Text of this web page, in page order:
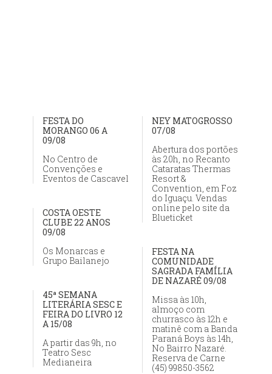
FESTA DO
MORANGO 06 A
09/08
No Centro de
Convenções e
Eventos de Cascavel
NEY MATOGROSSO
07/08
Abertura dos portões
às 20h, no Recanto
Cataratas Thermas
Resort &
Convention, em Foz
do Iguaçu. Vendas
online pelo site da
Blueticket
COSTA OESTE
CLUBE 22 ANOS
09/08
Os Monarcas e
Grupo Bailanejo
FESTA NA
COMUNIDADE
SAGRADA FAMÍLIA
DE NAZARÉ 09/08
Missa às 10h,
almoço com
churrasco às 12h e
matinê com a Banda
Paraná Boys às 14h,
No Bairro Nazaré.
Reserva de Carne
(45) 99850-3562
45ª SEMANA
LITERÁRIA SESC E
FEIRA DO LIVRO 12
A 15/08
A partir das 9h, no
Teatro Sesc
Medianeira